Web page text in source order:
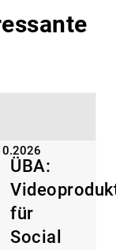
ÜBA:
für
Social